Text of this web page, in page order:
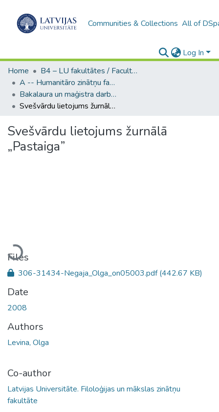
Communities & Collections All of
Log In
Home
B4 – LU fakultātes / Faculties of the UL
A -- Humanitāro zinātņu fakultāte / Faculty of Humanities
Bakalaura un maģistra darbi (HZF) / Bachelor's and Master's theses
Svešvārdu lietojums žurnālā „Pastaiga”
Svešvārdu lietojums žurnālā
„Pastaiga”
Loading...
Files
306-31434-Negaja_Olga_on05003.pdf(442.67 KB)
Date
2008
Authors
Levina, Olga
Co-author
Latvijas Universitāte. Filoloģijas un mākslas zinātņu
fakultāte